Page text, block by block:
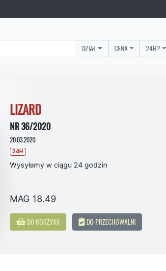
DZIAŁ CENA 24H?
LIZARD
NR 36/2020
20.03.2020
24H
Wysyłamy w ciągu 24 godzin
MAG 18.49
DO KOSZYKA DO PRZECHOWALNI